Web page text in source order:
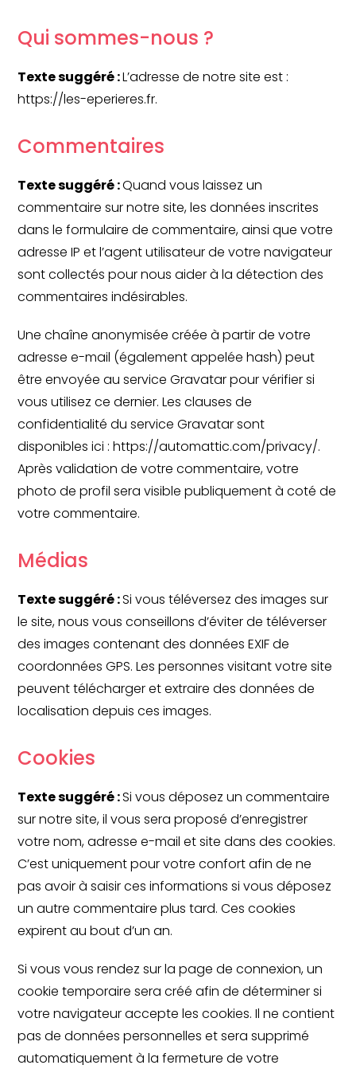
Qui sommes-nous ?
Texte suggéré :L’adresse de notre site est :
https://les-eperieres.fr.
Commentaires
Texte suggéré :Quand vous laissez un
commentaire sur notre site, les données inscrites
dans le formulaire de commentaire, ainsi que votre
adresse IP et l’agent utilisateur de votre navigateur
sont collectés pour nous aider à la détection des
commentaires indésirables.
Une chaîne anonymisée créée à partir de votre
adresse e-mail (également appelée hash) peut
être envoyée au service Gravatar pour vérifier si
vous utilisez ce dernier. Les clauses de
confidentialité du service Gravatar sont
disponibles ici : https://automattic.com/privacy/.
Après validation de votre commentaire, votre
photo de profil sera visible publiquement à coté de
votre commentaire.
Médias
Texte suggéré :Si vous téléversez des images sur
le site, nous vous conseillons d’éviter de téléverser
des images contenant des données EXIF de
coordonnées GPS. Les personnes visitant votre site
peuvent télécharger et extraire des données de
localisation depuis ces images.
Cookies
Texte suggéré :Si vous déposez un commentaire
sur notre site, il vous sera proposé d’enregistrer
votre nom, adresse e-mail et site dans des cookies.
C’est uniquement pour votre confort afin de ne
pas avoir à saisir ces informations si vous déposez
un autre commentaire plus tard. Ces cookies
expirent au bout d’un an.
Si vous vous rendez sur la page de connexion, un
cookie temporaire sera créé afin de déterminer si
votre navigateur accepte les cookies. Il ne contient
pas de données personnelles et sera supprimé
automatiquement à la fermeture de votre